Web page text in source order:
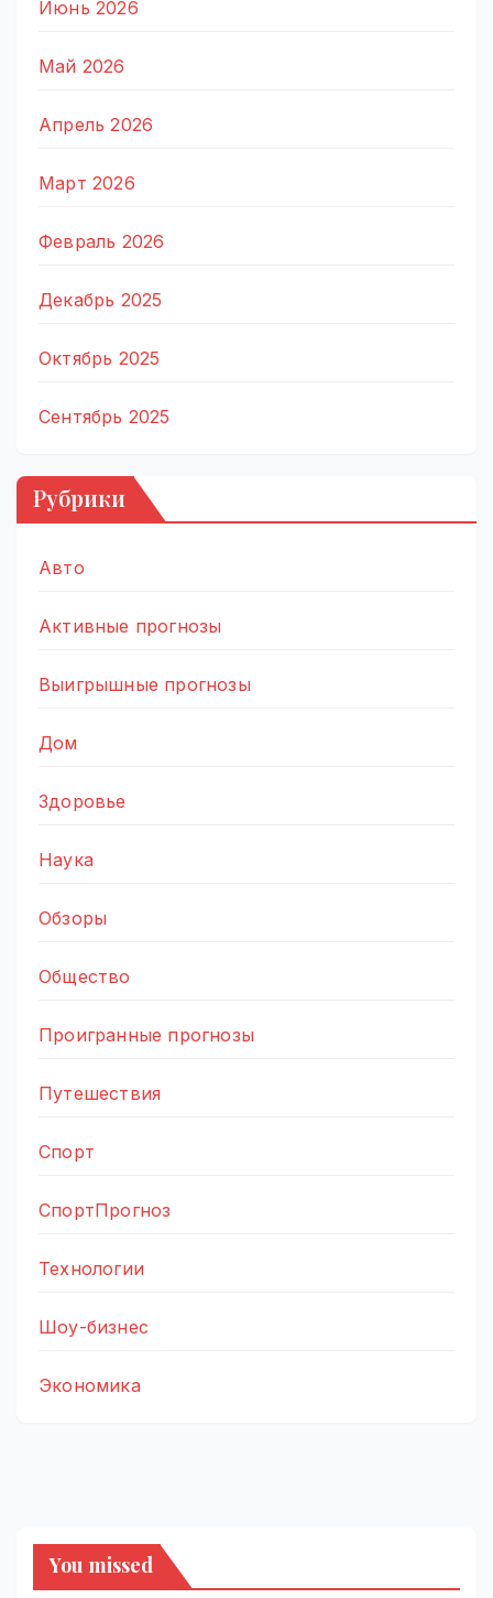
Июнь 2026
Май 2026
Апрель 2026
Март 2026
Февраль 2026
Декабрь 2025
Октябрь 2025
Сентябрь 2025
Рубрики
Авто
Активные прогнозы
Выигрышные прогнозы
Дом
Здоровье
Наука
Обзоры
Общество
Проигранные прогнозы
Путешествия
Спорт
СпортПрогноз
Технологии
Шоу-бизнес
Экономика
You missed